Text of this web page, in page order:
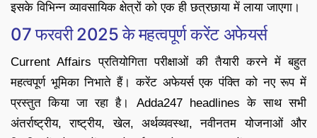
इसके विभिन्न व्यावसायिक क्षेत्रों को एक ही छत्रछाया में लाया जाएगा।
07 फरवरी 2025 के महत्वपूर्ण करेंट अफेयर्स
Current Affairs प्रतियोगिता परीक्षाओं की तैयारी करने में बहुत
महत्वपूर्ण भूमिका निभाते हैं। करेंट अफेयर्स एक पंक्ति को नए रूप में
प्रस्तुत किया जा रहा है। Adda247 headlines के साथ सभी
अंतर्राष्ट्रीय, राष्ट्रीय, खेल, अर्थव्यवस्था, नवीनतम योजनाओं और